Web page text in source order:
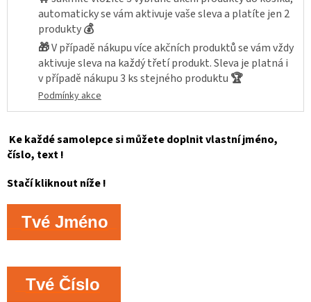
automaticky se vám aktivuje vaše sleva a platíte jen 2
produkty💰
🎁V případě nákupu více akčních produktů se vám vždy
aktivuje sleva na každý třetí produkt. Sleva je platná i
v případě nákupu 3 ks stejného produktu 🏆
Podmínky akce
Ke každé samolepce si můžete doplnit vlastní jméno,
číslo, text !
Stačí kliknout níže !
Tvé Jméno
Tvé Číslo